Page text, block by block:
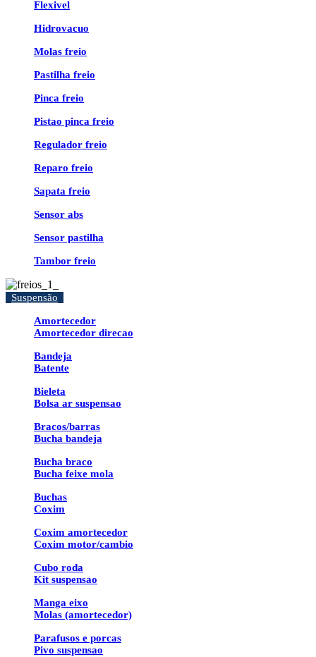
Flexivel
Hidrovacuo
Molas freio
Pastilha freio
Pinca freio
Pistao pinca freio
Regulador freio
Reparo freio
Sapata freio
Sensor abs
Sensor pastilha
Tambor freio
Suspensão
Amortecedor
Amortecedor direcao
Bandeja
Batente
Bieleta
Bolsa ar suspensao
Bracos/barras
Bucha bandeja
Bucha braco
Bucha feixe mola
Buchas
Coxim
Coxim amortecedor
Coxim motor/cambio
Cubo roda
Kit suspensao
Manga eixo
Molas (amortecedor)
Parafusos e porcas
Pivo suspensao